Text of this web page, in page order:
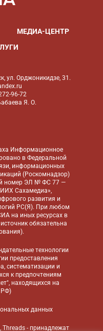
МЕДИА-ЦЕНТР
ул. Орджоникидзе, 31.
96-72
Я. О.
Информационное
в Федеральной
информационных
(Роскомнадзор)
номер ЭЛ № ФС 77 —
Сахамедиа»,
развития и
РС(Я). При любом
на иных ресурсах в
обязательна
).
технологии
предоставления
систематизации и
к предпочтениям
находящихся на
РФ)
данных
Threads - принадлежат